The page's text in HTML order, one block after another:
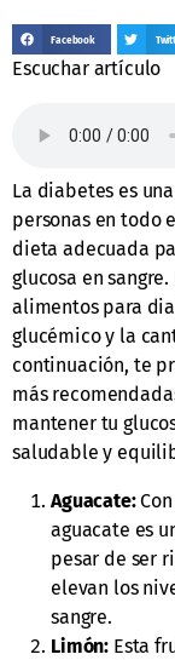
Facebook
Escuchar artículo
La diabetes es
personas en todo
dieta adecuada
glucosa en
alimentos para
glucémico y la
continuación, te
más
mantener tu
saludable y
Aguacate:
aguacate es
pesar de ser
elevan los
sangre.
Limón: Esta